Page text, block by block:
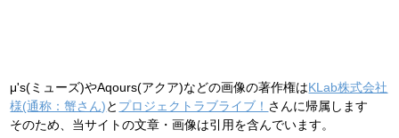
μ's(ミューズ)やAqours(アクア)などの画像の著作権はKLab株式会社
様(通称：蟹さん)と プロジェクトラブライブ！ さんに帰属します
そのため、当サイトの文章・画像は引用を含んでいます。